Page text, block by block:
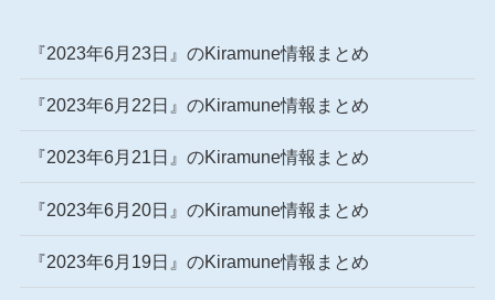
『2023年6月23日』のKiramune情報まとめ
『2023年6月22日』のKiramune情報まとめ
『2023年6月21日』のKiramune情報まとめ
『2023年6月20日』のKiramune情報まとめ
『2023年6月19日』のKiramune情報まとめ